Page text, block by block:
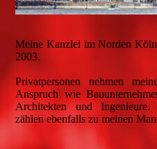
Meine Kanzlei im Norden
2003.
Privatpersonen nehmen
Anspruch wie
Architekten und
zählen ebenfalls zu meinen